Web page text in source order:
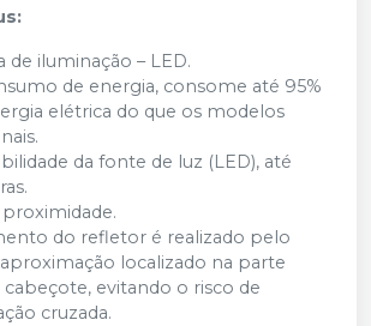
de iluminação – LED.
de energia, consome até 95%
elétrica do que os modelos
da fonte de luz (LED), até
do refletor é realizado pelo
localizado na parte
evitando o risco de
cruzada.